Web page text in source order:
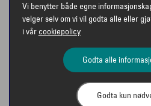
Vi benytter både egne
velger selv om vi vil godta alle eller
i vår cookiepolicy
Godta alle
Godta kun